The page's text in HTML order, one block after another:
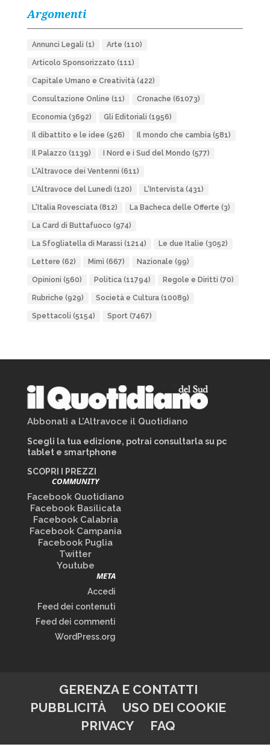
Argomenti
Annunci Legali (1) Arte (110)
Articolo Sponsorizzato (111)
Capitale Umano e Creatività(422)
Consultazione Online (11) Cronache (61073)
Economia(3692) Gli Editoriali (1956)
Il dibattito e le idee (526) Il mondo che cambia(581)
Il Palazzo (1139) I Nord e i Sud del Mondo (577)
L'Altravoce dei Ventenni (611)
L'Altravoce del Lunedì (120) L'Intervista(431)
L'Italia Rovesciata(812) La Bacheca delle Offerte (3)
La Card di Buttafuoco (974)
La Sfogliatella di Marassi (1214) Le due Italie (3052)
Lettere (62) Mimì (667) Nazionale (99)
Opinioni (560) Politica(11794) Regole e Diritti (70)
Rubriche (929) Società e Cultura(10089)
Spettacoli (5154) Sport(7467)
Abbonati a L’Altravoce il Quotidiano
Scegli la tua edizione, potrai consultarla su pc
tablet e smartphone
SCOPRI I PREZZI
COMMUNITY
Facebook Quotidiano
Facebook Basilicata
Facebook Calabria
Facebook Campania
Facebook Puglia
Twitter
Youtube
META
Accedi
Feed dei contenuti
Feed dei commenti
WordPress.org
GERENZA E CONTATTI
PUBBLICITÀ
USO DEI COOKIE
PRIVACY
FAQ